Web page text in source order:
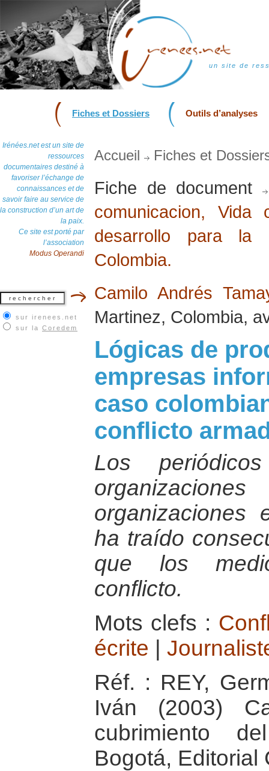
un site de
Fiches et Dossiers Outils d’analyses
Irénées.net est un site de
ressources
documentaires destiné à
favoriser l’échange de
connaissances et de
savoir faire au service de
la construction d’un art de
la paix.
Ce site est porté par
l’association
Modus Operandi
sur irenees.net
sur la Coredem
Accueil Fiches et
Fiche de document
comunicacion, Vida
desarrollo para la
Colombia.
Camilo Andrés
Martinez, Colombia,
Lógicas de
empresas
caso
conflicto
Los
organizaciones
ha traído
que los
conflicto.
Mots clefs :
écrite
Réf. : REY,
Iván (2003)
cubrimiento
Bogotá, Editorial